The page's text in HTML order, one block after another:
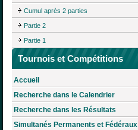
Cumul après 2 parties
Partie 2
Partie 1
Tournois et Compétitions
Accueil
Recherche dans le Calendrier
Recherche dans les Résultats
Simultanés Permanents et Fédéraux